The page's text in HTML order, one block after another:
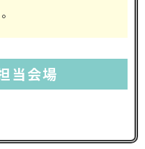
当会場